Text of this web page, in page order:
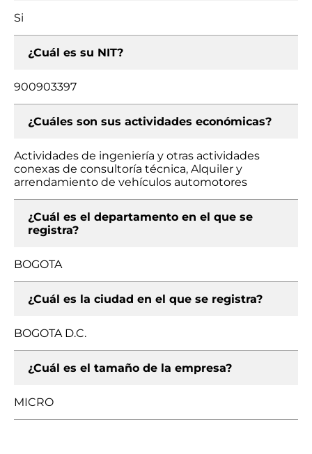
Si
¿Cuál es su NIT?
900903397
¿Cuáles son sus actividades económicas?
Actividades de ingeniería y otras actividades
conexas de consultoría técnica, Alquiler y
arrendamiento de vehículos automotores
¿Cuál es el departamento en el que se
registra?
BOGOTA
¿Cuál es la ciudad en el que se registra?
BOGOTA D.C.
¿Cuál es el tamaño de la empresa?
MICRO